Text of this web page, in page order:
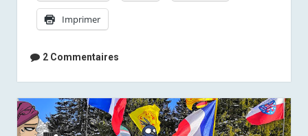
Imprimer
2 Commentaires